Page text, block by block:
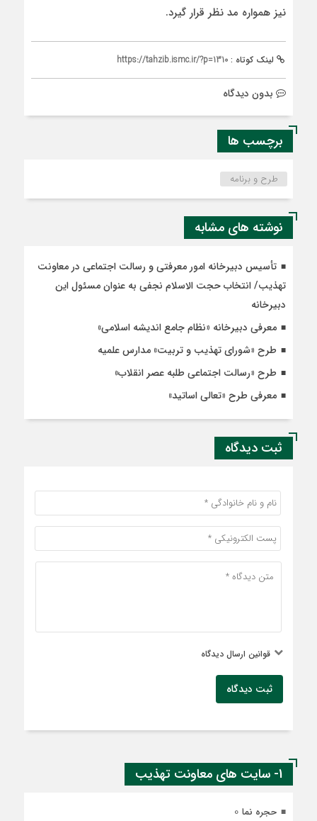
نیز همواره مد نظر قرار گیرد.
لینک کوتاه : https://tahzib.ismc.ir/?p=1310
بدون دیدگاه
برچسب ها
طرح و برنامه
نوشته های مشابه
تأسیس دبیرخانه امور معرفتی و رسالت اجتماعی در معاونت
تهذیب/ انتخاب حجت الاسلام نجفی به عنوان مسئول این
دبیرخانه
معرفی دبیرخانه «نظام جامع اندیشه اسلامی»
طرح «شورای تهذیب و تربیت» مدارس علمیه
طرح «رسالت اجتماعی طلبه عصر انقلاب»
معرفی طرح «تعالی اساتید»
ثبت دیدگاه
قوانین ارسال دیدگاه
ثبت دیدگاه
1- سایت های معاونت تهذیب
حجره نما